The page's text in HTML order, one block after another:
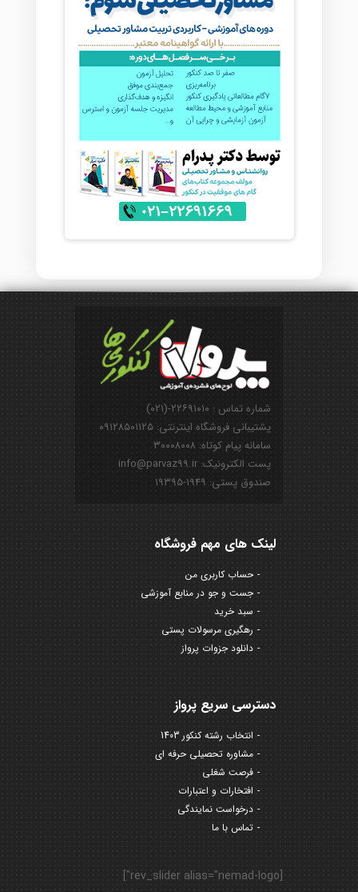
شماره تماس : ۲۲۶۹۱۰۱۰-(۰۲۱)
پشتیبانی فروشگاه اینترنتی: ۰۹۱۲۸۵۰۱۱۲۵
سامانه پیام کوتاه: ۳۰۰۰۸۰۰۸
پست الکترونیک: info@parvaz99.ir
صندوق پستی: ۱۹۴۹-۱۹۳۹۵
لینک های مهم فروشگاه
حساب کاربری من
جست و جو در منابع آموزشی
سبد خرید
رهگیری مرسولات پستی
دانلود جزوات پرواز
دسترسی سریع پرواز
انتخاب رشته کنکور 1403
مشاوره تحصیلی حرفه ای
فرصت شغلی
افتخارات و اعتبارات
درخواست نمایندگی
تماس با ما
[rev_slider alias="nemad-logo"]